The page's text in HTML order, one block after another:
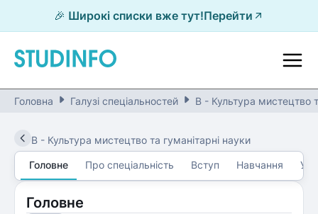
🎉 Широкі списки вже тут!Перейти
Головна Галузі спеціальностей B - Культура мистецтво
B - Культура мистецтво та гуманітарні науки
Головне Про спеціальність Вступ Навчання
Головне